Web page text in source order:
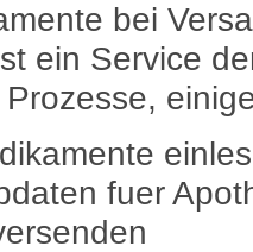
bei
ein Service
fuer